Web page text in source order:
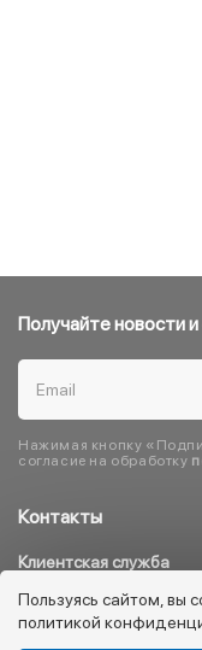
Контакты
Клиентская служба
8 800 333 08 45
info@kotofey.ru
Получайте новости
Нажимая кнопку
согласие на обработку
Пользуясь сайтом, вы
политикой